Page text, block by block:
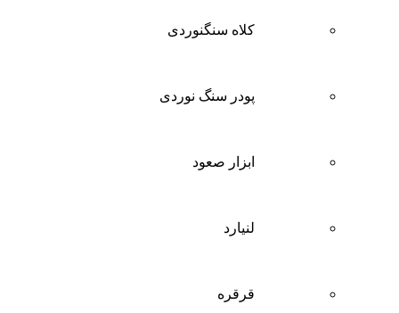
کلاه سنگنوردی
پودر سنگ نوردی
ابزار صعود
لنیارد
قرقره